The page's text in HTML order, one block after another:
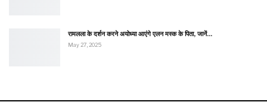
रामलला के दर्शन करने अयोध्या आएंगे एलन मस्क के पिता, जानें…
May 27, 2025